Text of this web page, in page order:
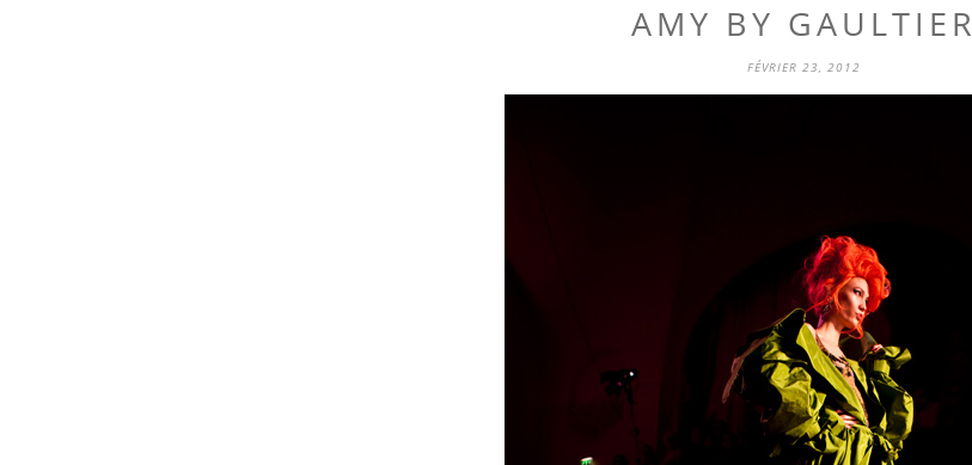
AMY BY GAULTIER
FÉVRIER 23, 2012